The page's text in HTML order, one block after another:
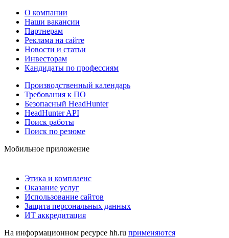
О компании
Наши вакансии
Партнерам
Реклама на сайте
Новости и статьи
Инвесторам
Кандидаты по профессиям
Производственный календарь
Требования к ПО
Безопасный HeadHunter
HeadHunter API
Поиск работы
Поиск по резюме
Мобильное приложение
Этика и комплаенс
Оказание услуг
Использование сайтов
Защита персональных данных
ИТ аккредитация
На информационном ресурсе hh.ru применяются